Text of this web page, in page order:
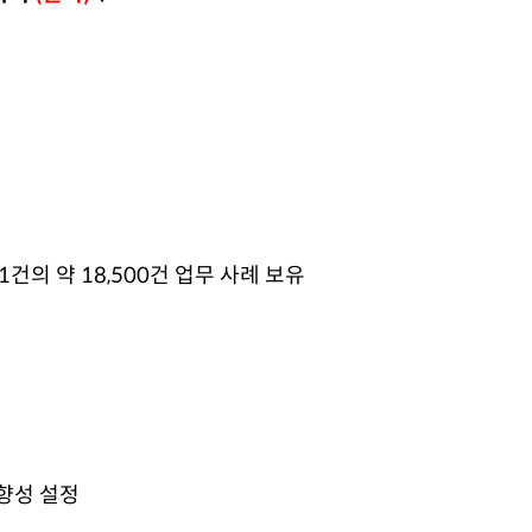
의 약 18,500건 업무 사례 보유
성 설정